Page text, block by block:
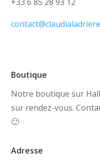
Boutique
Notre boutique sur
sur rendez-vous.
🙂
Adresse